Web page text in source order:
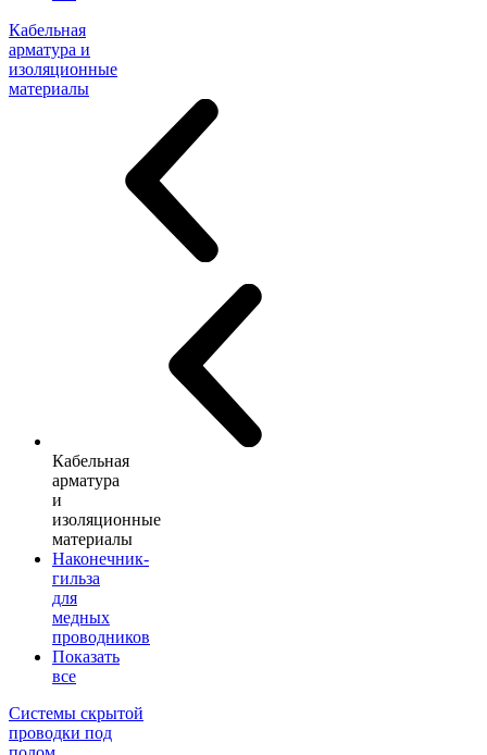
Кабельная
арматура и
изоляционные
материалы
Кабельная
арматура
и
изоляционные
материалы
Наконечник-
гильза
для
медных
проводников
Показать
все
Системы скрытой
проводки под